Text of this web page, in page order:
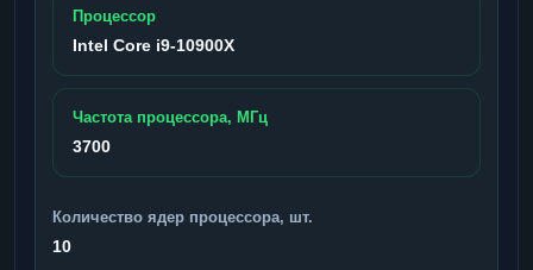
Процессор
Intel Core i9-10900X
Частота процессора, МГц
3700
Количество ядер процессора, шт.
10